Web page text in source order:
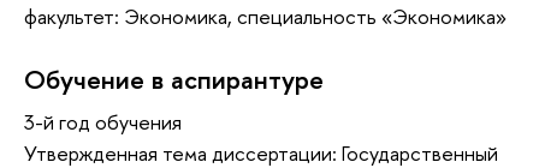
факультет: Экономика, специальность «Экономика»
Обучение в аспирантуре
3-й год обучения
Утвержденная тема диссертации: Государственный